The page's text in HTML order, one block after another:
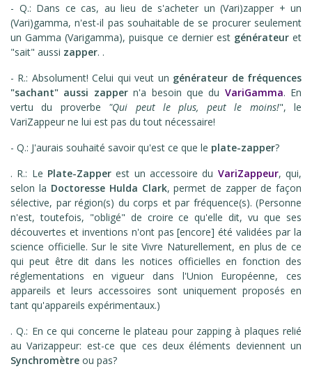
- Q.: Dans ce cas, au lieu de s'acheter un (Vari)zapper + un
(Vari)gamma, n'est-il pas souhaitable de se procurer seulement
un Gamma (Varigamma), puisque ce dernier est générateur et
"sait" aussi zapper. .
- R.: Absolument! Celui qui veut un générateur de fréquences
"sachant" aussi zappern'a besoin que du VariGamma. En
vertu du proverbe "Qui peut le plus, peut le moins!", le
VariZappeur ne lui est pas du tout nécessaire!
- Q.: J'aurais souhaité savoir qu'est ce que le plate-zapper?
. R.: Le Plate-Zapper est un accessoire du VariZappeur, qui,
selon la Doctoresse Hulda Clark, permet de zapper de façon
sélective, par région(s) du corps et par fréquence(s). (Personne
n'est, toutefois, "obligé" de croire ce qu'elle dit, vu que ses
découvertes et inventions n'ont pas [encore] été validées par la
science officielle. Sur le site Vivre Naturellement, en plus de ce
qui peut être dit dans les notices officielles en fonction des
réglementations en vigueur dans l'Union Européenne, ces
appareils et leurs accessoires sont uniquement proposés en
tant qu'appareils expérimentaux.)
. Q.: En ce qui concerne le plateau pour zapping à plaques relié
au Varizappeur: est-ce que ces deux éléments deviennent un
Synchromètre ou pas?